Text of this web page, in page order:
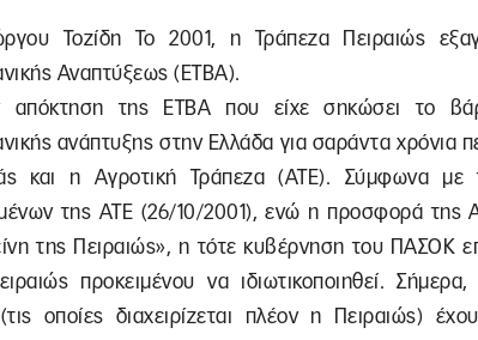
Τοζίδη Το 2001, η Τράπεζα Πειραιώς
Αναπτύξεως (ΕΤΒΑ).
απόκτηση της ΕΤΒΑ που είχε σηκώσει το
ανάπτυξης στην Ελλάδα για σαράντα χρόνια
και η Αγροτική Τράπεζα (ΑΤΕ). Σύμφωνα με
της ΑΤΕ (26/10/2001), ενώ η προσφορά της
της Πειραιώς», η τότε κυβέρνηση του ΠΑΣΟΚ
προκειμένου να ιδιωτικοποιηθεί.
οποίες διαχειρίζεται πλέον η Πειραιώς)